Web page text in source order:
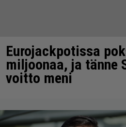
Eurojackpotissa
miljoonaa, ja tänne
voitto meni